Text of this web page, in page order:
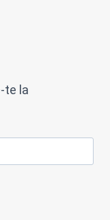
te la